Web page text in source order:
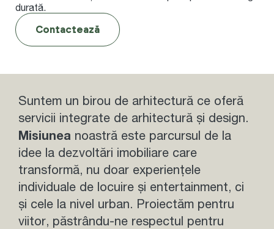
durată.
Contactează
Suntem un birou de arhitectură ce oferă
servicii integrate de arhitectură și design.
Misiunea noastră este parcursul de la
idee la dezvoltări imobiliare care
transformă, nu doar experiențele
individuale de locuire și entertainment, ci
și cele la nivel urban. Proiectăm pentru
viitor, păstrându-ne respectul pentru